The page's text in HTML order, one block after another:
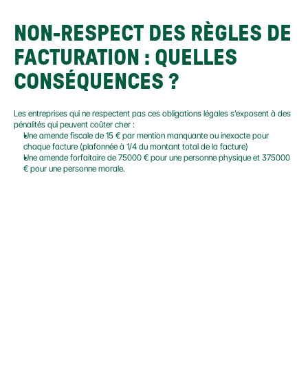
NON-RESPECT DES RÈGLES DE
FACTURATION : QUELLES
CONSÉQUENCES ?
Les entreprises qui ne respectent pas ces obligations légales s’exposent à des
pénalités qui peuvent coûter cher :
Une amende fiscale de 15 € par mention manquante ou inexacte pour
chaque facture (plafonnée à 1/4 du montant total de la facture)
Une amende forfaitaire de 75000 € pour une personne physique et 375000
€ pour une personne morale.